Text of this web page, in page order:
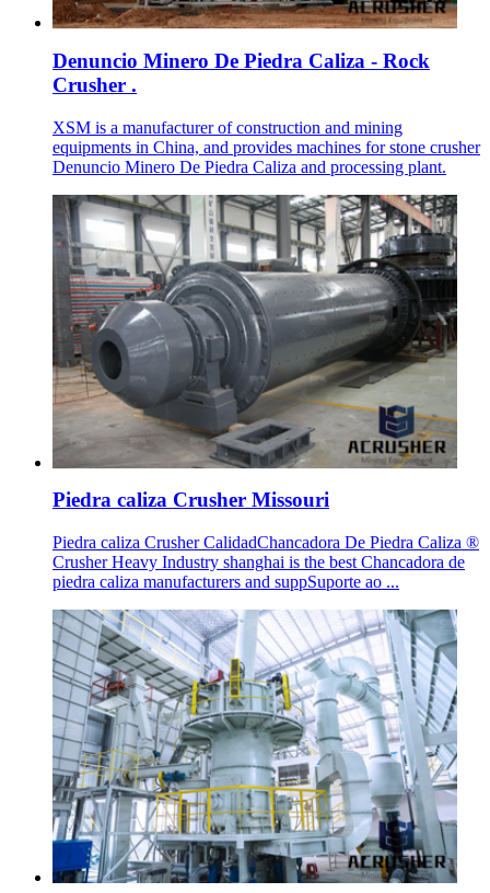
Denuncio Minero De Piedra Caliza - Rock
Crusher .
XSM is a manufacturer of construction and mining
equipments in China, and provides machines for stone crusher
Denuncio Minero De Piedra Caliza and processing plant.
Piedra caliza Crusher Missouri
Piedra caliza Crusher CalidadChancadora De Piedra Caliza ®
Crusher Heavy Industry shanghai is the best Chancadora de
piedra caliza manufacturers and suppSuporte ao ...